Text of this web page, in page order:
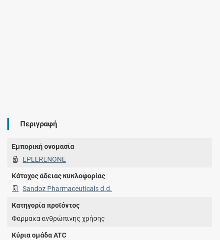
Περιγραφή
Εμπορική ονομασία
EPLERENONE
Κάτοχος άδειας κυκλοφορίας
Sandoz Pharmaceuticals d.d.
Κατηγορία προϊόντος
Φάρμακα ανθρώπινης χρήσης
Κύρια ομάδα ATC